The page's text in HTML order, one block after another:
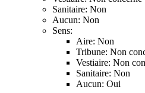
Sanitaire: Non
Aucun: Non
Sens:
Aire: Non
Tribune: Non
Vestiaire: Non
Sanitaire: Non
Aucun: Oui